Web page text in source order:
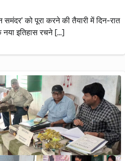
समंदर’ को पूरा करने की तैयारी में दिन-रात
नया इतिहास रचने […]